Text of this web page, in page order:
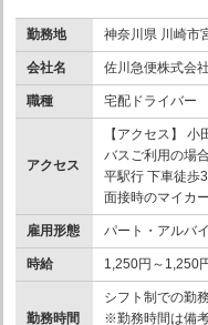
勤務地 神奈川県 川崎市
会社名 佐川急便株式会社
職種 宅配ドライバー
アクセス
【アクセス】
バスご利用の場
平駅行 下車徒歩
面接時のマイカ
雇用形態 パート・アルバ
時給 1,250円～1,250
勤務時間
シフト制での勤
※勤務時間は備